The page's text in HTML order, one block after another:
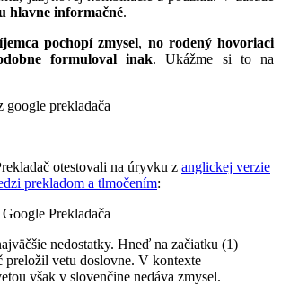
hlavne informačné.
pochopí zmysel, no rodený hovoriaci
formuloval inak. Ukážme si to na
otestovali na úryvku z anglickej verzie
prekladom a tlmočením:
nedostatky. Hneď na začiatku (1)
preložil vetu doslovne. V kontexte
však v slovenčine nedáva zmysel.